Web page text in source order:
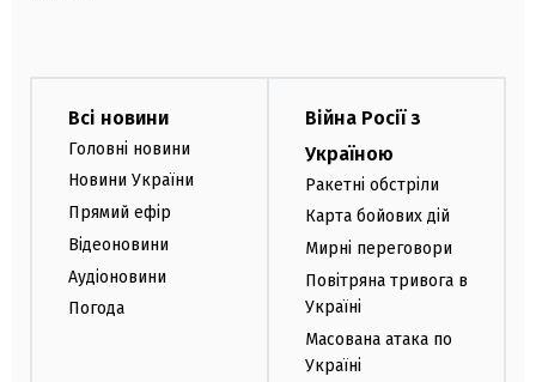
Всі новини
Головні новини
Новини України
Прямий ефір
Відеоновини
Аудіоновини
Погода
Війна Росії з
Україною
Ракетні обстріли
Карта бойових дій
Мирні переговори
Повітряна тривога в
Україні
Масована атака по
Україні